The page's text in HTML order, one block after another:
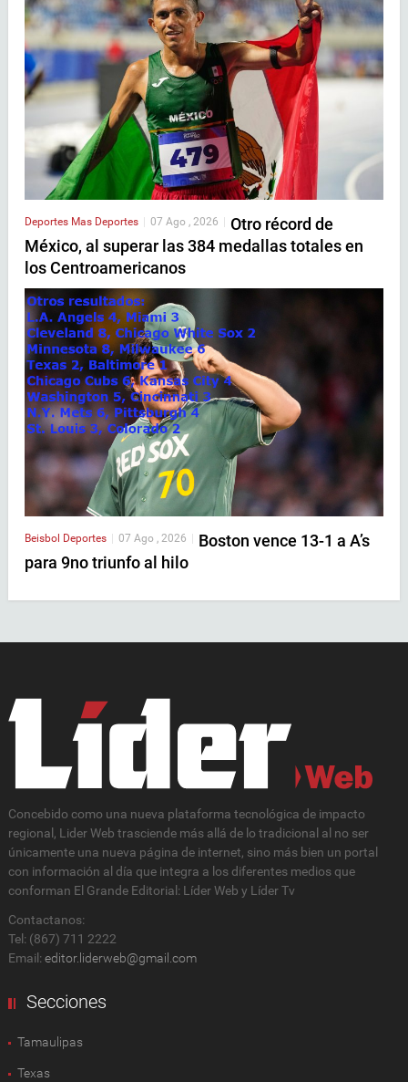
Deportes Mas Deportes | 07 Ago , 2026 | Otro récord de
México, al superar las 384 medallas totales en
los Centroamericanos
Beisbol Deportes 07 Ago , 2026
Boston vence 13-1 a A’s
para 9no triunfo al hilo
Concebido como una nueva plataforma tecnológica de impacto
regional, Lider Web trasciende más allá de lo tradicional al no ser
únicamente una nueva página de internet, sino más bien un portal
con información al día que integra a los diferentes medios que
conforman El Grande Editorial: Líder Web y Líder Tv
Contactanos:
Tel: (867) 711 2222
Email: editor.liderweb@gmail.com
Secciones
Tamaulipas
Texas